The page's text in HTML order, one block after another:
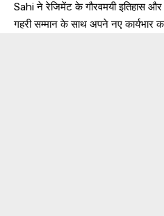
Sahi ने रेजिमेंट के गौरवमयी इतिहास
गहरी सम्मान के साथ अपने नए कार्यभार का